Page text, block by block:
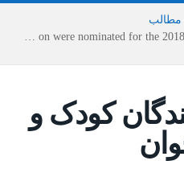
مطالب